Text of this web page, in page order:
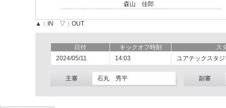
森山 佳郎
▲：IN ▽：OUT
日付 キックオフ時刻
ス
2024/05/11
14:03 ユアテックスタ
主審 石丸 秀平 副審